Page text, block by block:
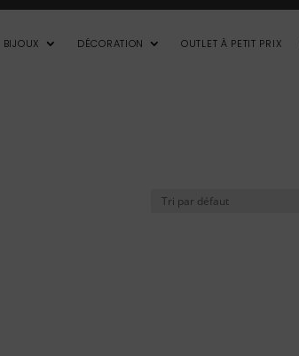
BIJOUX DÉCORATION OUTLET À PETIT PRIX